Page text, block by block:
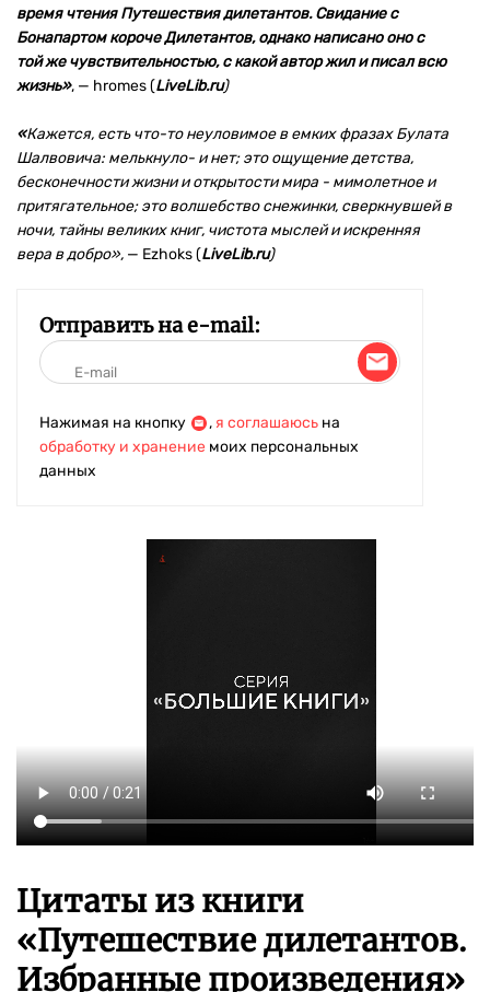
время чтения Путешествия дилетантов. Свидание с
Бонапартом короче Дилетантов, однако написано оно с
той же чувствительностью, с какой автор жил и писал всю
жизнь», — hromes (LiveLib.ru)
«Кажется, есть что-то неуловимое в емких фразах Булата
Шалвовича: мелькнуло- и нет; это ощущение детства,
бесконечности жизни и открытости мира - мимолетное и
притягательное; это волшебство снежинки, сверкнувшей в
ночи, тайны великих книг, чистота мыслей и искренняя
вера в добро», — Ezhoks (LiveLib.ru)
Отправить на e-mail:
Нажимая на кнопку , я соглашаюсь на
обработку и хранение моих персональных
данных
Цитаты из книги
«Путешествие дилетантов.
Избранные произведения»